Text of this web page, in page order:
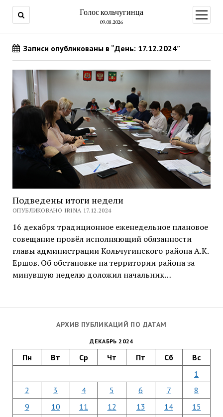
Голос кольчугинца
09.08.2026
меню
АРХИВ ПУБЛИКАЦИЙ ПО ДАТАМ
ДЕКАБРЬ 2024
Пн Вт Ср Чт Пт Сб Вс
1
2
3 4 5 6 7
8
9
10 11 12 13 14
15
Записи опубликованы в “День: 17.12.2024”
Подведены итоги недели
ОПУБЛИКОВАНО IRINA 17.12.2024
16 декабря традиционное еженедельное плановое
совещание провёл исполняющий обязанности
главы администрации Кольчугинского района А.К.
Ершов. Об обстановке на территории района за
минувшую неделю доложил начальник…